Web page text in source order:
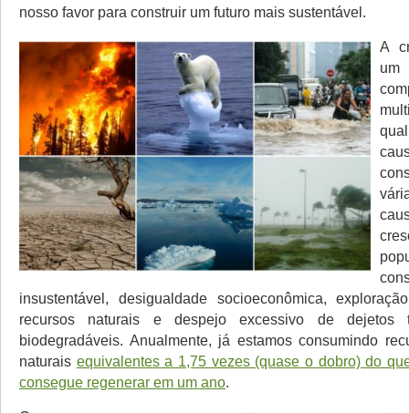
nosso favor para construir um futuro mais sustentável.
A
insustentável, desigualdade socioeconômica,
recursos naturais e despejo excessivo de dejetos
biodegradáveis. Anualmente, já estamos consumindo
naturais equivalentes a 1,75 vezes (quase o dobro) do
consegue regenerar em um ano.